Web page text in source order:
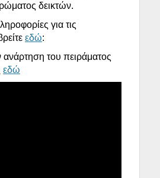
δεικτών.
για τις
εδώ:
ανάρτηση του πειράματος
εδώ